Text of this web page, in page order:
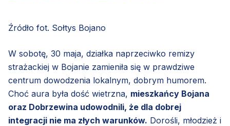
Źródło fot. Sołtys Bojano
W sobotę, 30 maja, działka naprzeciwko remizy
strażackiej w Bojanie zamieniła się w prawdziwe
centrum dowodzenia lokalnym, dobrym humorem.
Choć aura była dość wietrzna, mieszkańcy Bojana
oraz Dobrzewina udowodnili, że dla dobrej
integracji nie ma złych warunków. Dorośli, młodzież i